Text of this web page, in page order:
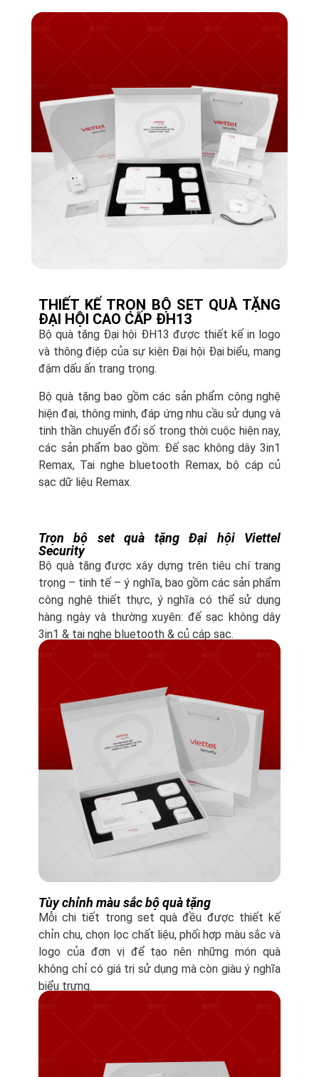
THIẾT KẾ TRỌN BỘ SET QUÀ TẶNG
ĐẠI HỘI CAO CẤP ĐH13
Bộ quà tặng Đại hội ĐH13 được thiết kế in logo
và thông điệp của sự kiện Đại hội Đại biểu, mang
đậm dấu ấn trang trọng.
Bộ quà tặng bao gồm các sản phẩm công nghệ
hiện đại, thông minh, đáp ứng nhu cầu sử dụng và
tinh thần chuyển đổi số trong thời cuộc hiện nay,
các sản phẩm bao gồm: Đế sạc không dây 3in1
Remax, Tai nghe bluetooth Remax, bộ cáp củ
sạc dữ liệu Remax.
Trọn bộ set quà tặng Đại hội Viettel
Security
Bộ quà tặng được xây dựng trên tiêu chí trang
trọng – tinh tế – ý nghĩa, bao gồm các sản phẩm
công nghệ thiết thực, ý nghĩa có thể sử dụng
hàng ngày và thường xuyên: đế sạc không dây
3in1 & tai nghe bluetooth & củ cáp sạc.
Tùy chỉnh màu sắc bộ quà tặng
Mỗi chi tiết trong set quà đều được thiết kế
chỉn chu, chọn lọc chất liệu, phối hợp màu sắc và
logo của đơn vị để tạo nên những món quà
không chỉ có giá trị sử dụng mà còn giàu ý nghĩa
biểu trưng.